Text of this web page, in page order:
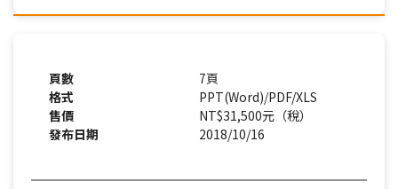
頁數
7頁
格式
PPT(Word)/PDF/XLS
售價
NT$31,500元（稅）
發布日期
2018/10/16